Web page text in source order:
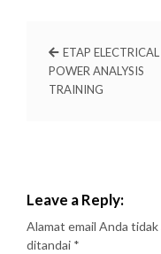
ETAP ELECTRICAL
POWER ANALYSIS
TRAINING
Leave a Reply:
Alamat email Anda
ditandai *